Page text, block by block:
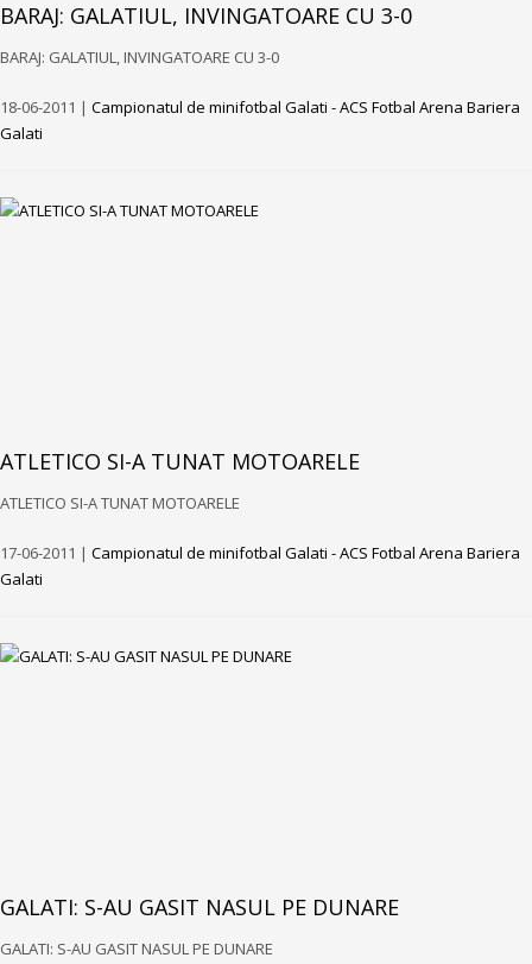
BARAJ: GALATIUL, INVINGATOARE CU 3-0
BARAJ: GALATIUL, INVINGATOARE CU 3-0
18-06-2011 | Campionatul de minifotbal Galati - ACS Fotbal Arena Bariera
Galati
ATLETICO SI-A TUNAT MOTOARELE
ATLETICO SI-A TUNAT MOTOARELE
17-06-2011 | Campionatul de minifotbal Galati - ACS Fotbal Arena Bariera
Galati
GALATI: S-AU GASIT NASUL PE DUNARE
GALATI: S-AU GASIT NASUL PE DUNARE